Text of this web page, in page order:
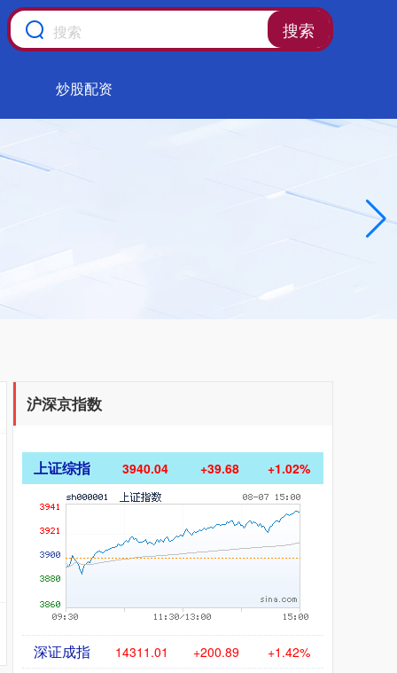
搜索
炒股配资
沪深京指数
上证综指 3940.04 +39.68 +1.02%
深证成指 14311.01 +200.89 +1.42%